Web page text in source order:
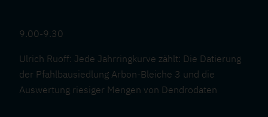
9.00-9.30
Ulrich Ruoff: Jede Jahrringkurve zählt: Die Datierung
der Pfahlbausiedlung Arbon-Bleiche 3 und die
Auswertung riesiger Mengen von Dendrodaten